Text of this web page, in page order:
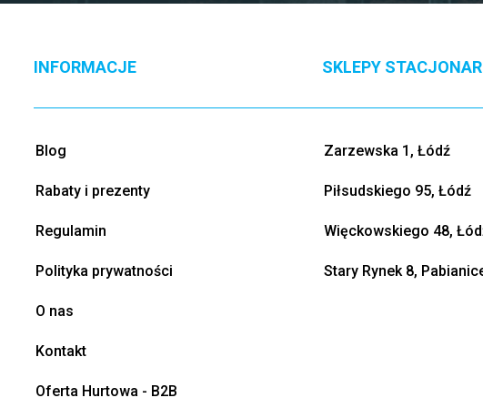
INFORMACJE
Blog
Rabaty i prezenty
Regulamin
Polityka prywatności
O nas
Kontakt
Oferta Hurtowa - B2B
SKLEPY
Zarzewska 1, Łódź
Piłsudskiego 95, Łódź
Więckowskiego 48,
Stary Rynek 8,